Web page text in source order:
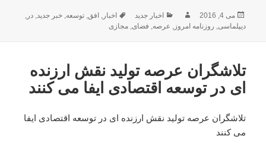
ارسال
شده
می 4, 2016 نویسندهدسته‌ها
اخبار جدید برچسب‌ها
اخبار ,افق ,توسعه ,خبر جدید ,در
ديپلماسی روزنامه امروز عرصه فضای ,مجازی
تلاشگران عرصه تولید نقش ارزنده
ای در توسعه اقتصادی ایفا می کنند
تلاشگران عرصه تولید نقش ارزنده ای در توسعه اقتصادی ایفا
می کنند